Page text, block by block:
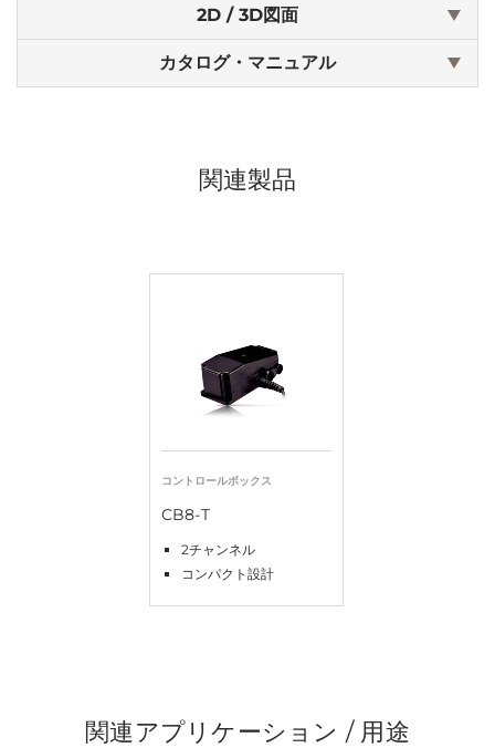
2D / 3D図面
カタログ・マニュアル
関連製品
コントロールボックス
CB8-T
2チャンネル
コンパクト設計
関連アプリケーション / 用途